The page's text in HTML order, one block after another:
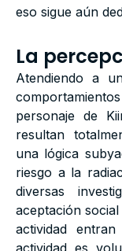
eso sigue aún
La
Atendiendo a
personaje de
resultan
una lógica
riesgo a la
diversas
aceptación
actividad